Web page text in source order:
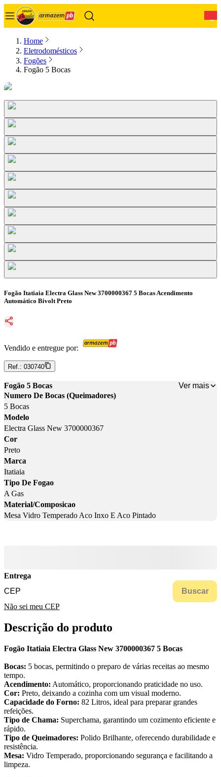
Home
Eletrodomésticos
Fogões
Fogão 5 Bocas
Fogão Itatiaia Electra Glass New 3700000367 5 Bocas Acendimento
Automático Bivolt Preto
Vendido e entregue por:
Ref.: 030740
Fogão 5 Bocas
Ver mais
Numero De Bocas (Queimadores)
5 Bocas
Modelo
Electra Glass New 3700000367
Cor
Preto
Marca
Itatiaia
Tipo De Fogao
A Gas
Material/Composicao
Mesa Vidro Temperado Aco Inxo E Aco Pintado
Entrega
Buscar
Não sei meu CEP
Descrição do produto
Fogão Itatiaia Electra Glass New 3700000367 5 Bocas
Bocas: 5 bocas, permitindo o preparo de várias receitas ao mesmo
tempo.
Acendimento: Automático, proporcionando praticidade no uso.
Cor: Preto, deixando a cozinha com um visual moderno.
Capacidade do Forno: 82 Litros, ideal para preparar grandes
refeições.
Tipo de Chama: Superchama, garantindo um cozimento eficiente e
rápido.
Tipo de Queimadores: Polido Brilhante, oferecendo durabilidade e
resistência.
Mesa: Vidro Temperado, proporcionando segurança e facilitando a
limpeza.